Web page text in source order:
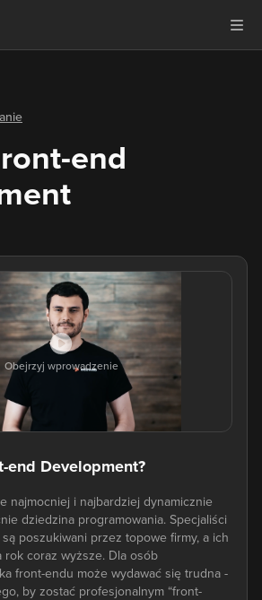
end
end Development?
najmocniej i najbardziej dynamicznie
dziedzina programowania. Specjaliści
poszukiwani przez topowe firmy, a ich
rok coraz wyższe. Dla osób
front-endu może wydawać się trudna -
by zostać profesjonalnym “front-
Obejrzyj wprowadzenie